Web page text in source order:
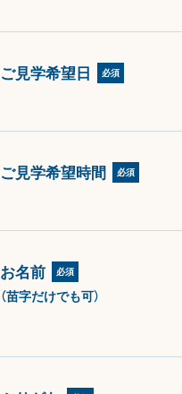
ご見学希望日 必須
ご見学希望時間 必須
お名前 必須
（苗字だけでも可）